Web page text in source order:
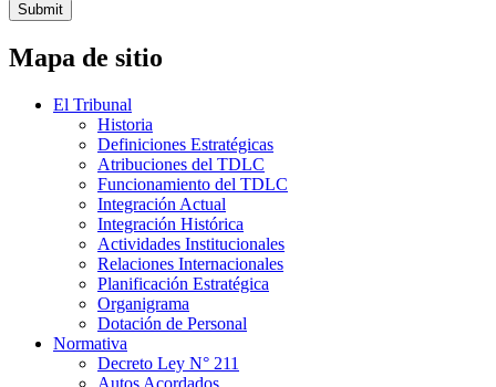
Submit
Mapa de sitio
El Tribunal
Historia
Definiciones Estratégicas
Atribuciones del TDLC
Funcionamiento del TDLC
Integración Actual
Integración Histórica
Actividades Institucionales
Relaciones Internacionales
Planificación Estratégica
Organigrama
Dotación de Personal
Normativa
Decreto Ley N° 211